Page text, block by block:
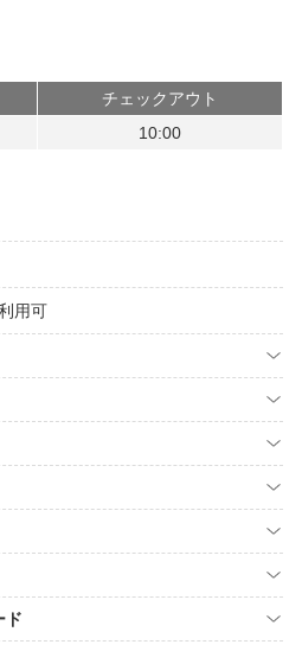
チェックアウト
10:00
用可
ド